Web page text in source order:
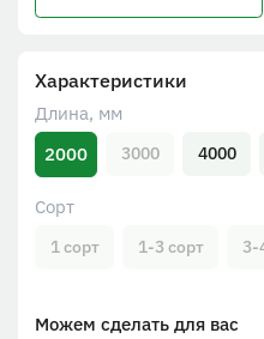
Характеристики
Длина, мм
2000
3000 4000
Сорт
1 сорт 1-3 сорт 3-
Можем сделать для вас